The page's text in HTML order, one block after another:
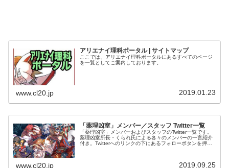
アリエナイ理科ポータル | サイトマップ
ここでは、アリエナイ理科ポータルにあるすべてのページ
を一覧としてご案内しております。
www.cl20.jp 2019.01.23
「薬理凶室」メンバー／スタッフ Twitter一覧
「薬理凶室」メンバーおよびスタッフのTwitter一覧です。
薬理凶室所長・くられ氏による各々のメンバーの一言紹介
付き。Twitterへのリンクの下にあるフォローボタンを押す
www.cl20.jp 2019.09.25